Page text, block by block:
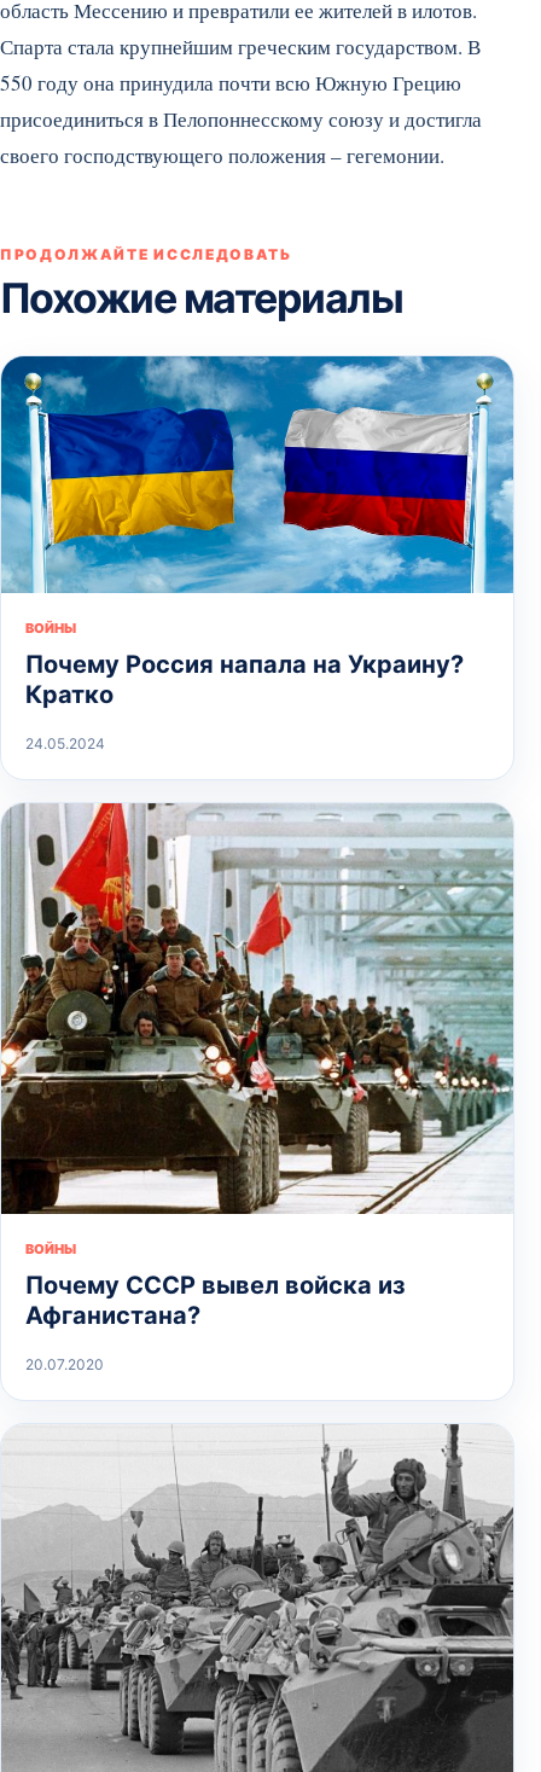
область Мессению и превратили ее жителей в илотов.
Спарта стала крупнейшим греческим государством. В
550 году она принудила почти всю Южную Грецию
присоединиться в Пелопоннесскому союзу и достигла
своего господствующего положения – гегемонии.
ПРОДОЛЖАЙТЕ ИССЛЕДОВАТЬ
Похожие материалы
ВОЙНЫ
Почему Россия напала на Украину?
Кратко
24.05.2024
ВОЙНЫ
Почему СССР вывел войска из
Афганистана?
20.07.2020